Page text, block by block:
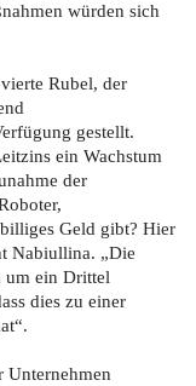
würden sich
Rubel, der
gestellt.
ein Wachstum
der
Geld gibt? Hier
Nabiullina. „Die
um ein Drittel
dies zu einer
Unternehmen